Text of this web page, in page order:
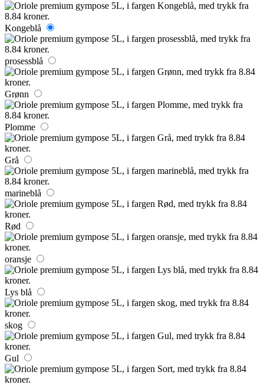
Kongeblå
prosessblå
Grønn
Plomme
Grå
marineblå
Rød
oransje
Lys blå
skog
Gul